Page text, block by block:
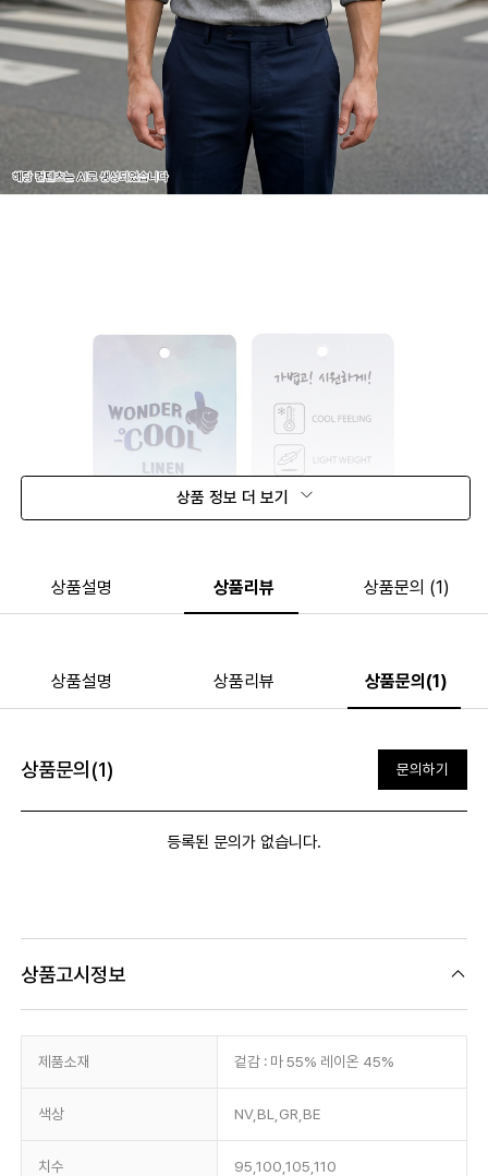
상품 정보 더 보기
상품설명 상품리뷰 상품문의 (1)
상품설명 상품리뷰 상품문의(1)
상품문의(1) 문의하기
등록된 문의가 없습니다.
상품고시정보
제품소재 겉감 : 마 55% 레이온 45%
색상 NV,BL,GR,BE
치수 95,100,105,110